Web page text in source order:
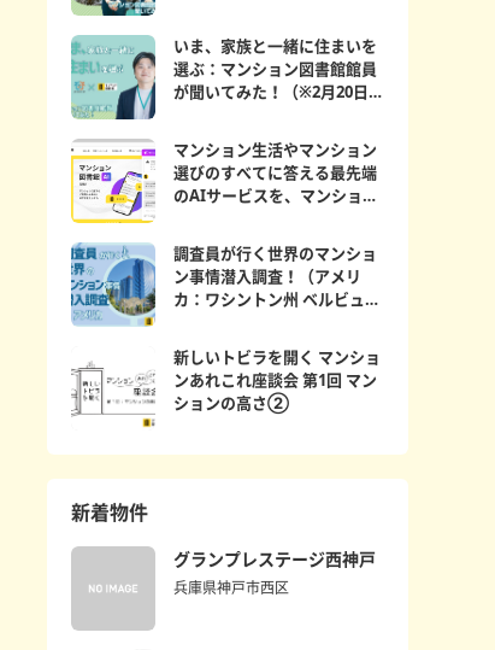
いま、家族と一緒に住まいを
選ぶ：マンション図書館館員
が聞いてみた！（※2月20日更
マンション生活やマンション
選びのすべてに答える最先端
のAIサービスを、マンション
調査員が行く世界のマンショ
ン事情潜入調査！（アメリ
カ：ワシントン州 ベルビュー
新しいトビラを開く マンショ
ンあれこれ座談会 第1回 マン
ションの高さ②
新着物件
グランプレステージ西神戸
兵庫県神戸市西区